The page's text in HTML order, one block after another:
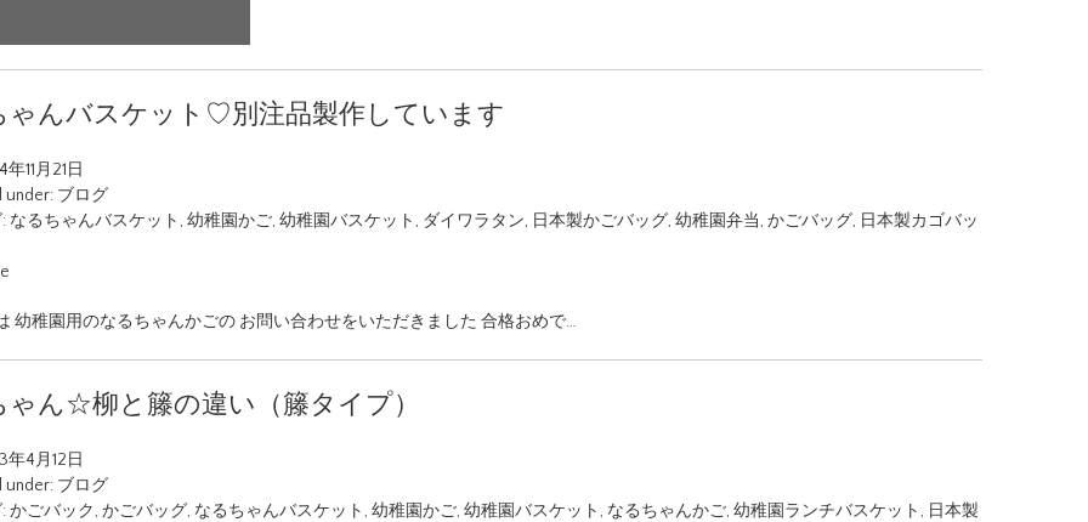
ゃんバスケット♡別注品製作しています
11月21日
under: ブログ
なるちゃんバスケット , 幼稚園かご, 幼稚園バスケット , ダイワラタン, 日本製かごバッグ, 幼稚園弁当, かごバッグ, 日本製カゴバッ
幼稚園用のなるちゃんかごの お問い合わせをいただきました 合格おめで…
ゃん☆柳と籐の違い（籐タイプ）
年4月12日
under: ブログ
かごバック, かごバッグ, なるちゃんバスケット , 幼稚園かご, 幼稚園バスケット , なるちゃんかご, 幼稚園ランチバスケット , 日本製